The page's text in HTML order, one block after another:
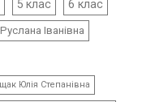
5 клас 6 клас
Іванівна
Юлія Степанівна